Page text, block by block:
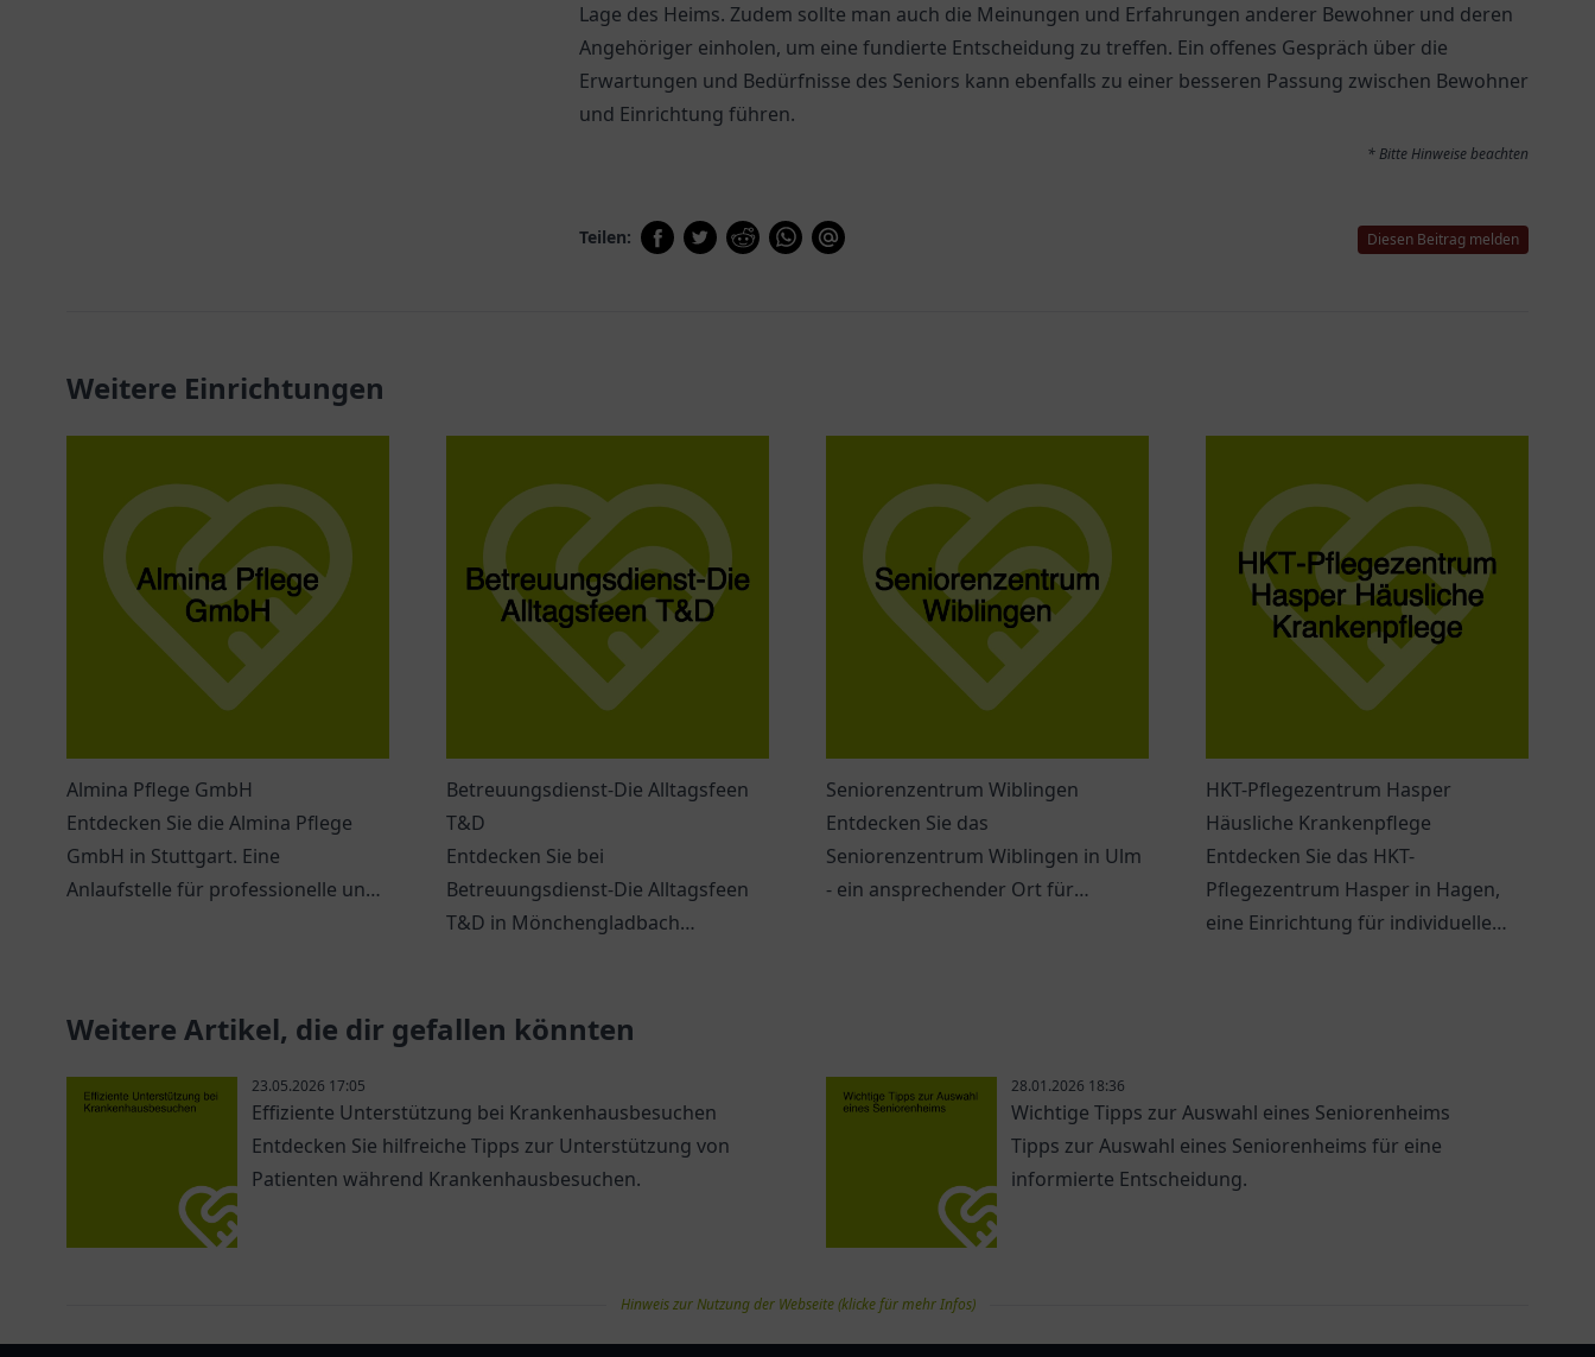
Lage des Heims. Zudem sollte man auch die Meinungen und Erfahrungen anderer Bewohner und deren
Angehöriger einholen, um eine fundierte Entscheidung zu treffen. Ein offenes Gespräch über die
Erwartungen und Bedürfnisse des Seniors kann ebenfalls zu einer besseren Passung zwischen Bewohner
und Einrichtung führen.
* Bitte Hinweise beachten
Teilen: Diesen Beitrag melden
Weitere Einrichtungen
Almina Pflege GmbH
Entdecken Sie die Almina Pflege
GmbH in Stuttgart. Eine
Anlaufstelle für professionelle und
Betreuungsdienst-Die Alltagsfeen
T&D
Entdecken Sie bei
Betreuungsdienst-Die Alltagsfeen
T&D in Mönchengladbach
Seniorenzentrum Wiblingen
Entdecken Sie das
Seniorenzentrum Wiblingen in Ulm
- ein ansprechender Ort für
HKT-Pflegezentrum Hasper
Häusliche Krankenpflege
Entdecken Sie das HKT-
Pflegezentrum Hasper in Hagen,
eine Einrichtung für individuelle
Weitere Artikel, die dir gefallen könnten
23.05.2026 17:05
Effiziente Unterstützung bei Krankenhausbesuchen
Entdecken Sie hilfreiche Tipps zur Unterstützung von
Patienten während Krankenhausbesuchen.
28.01.2026 18:36
Wichtige Tipps zur Auswahl eines Seniorenheims
Tipps zur Auswahl eines Seniorenheims für eine
informierte Entscheidung.
Hinweis zur Nutzung der Webseite (klicke für mehr Infos)